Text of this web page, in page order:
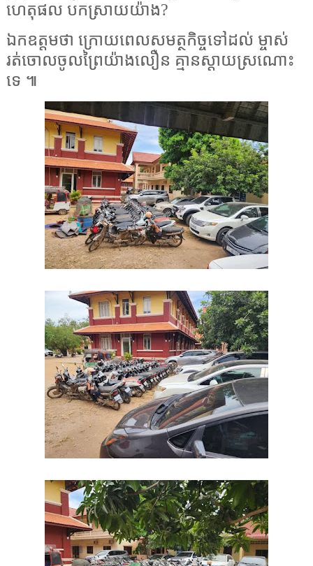
ហេតុផល បកស្រាយយ៉ាង?
ឯកឧត្តមថា ក្រោយពេលសមត្ថកិច្ចទៅដល់ ម្ចាស់
រត់ចោលចូលព្រៃយ៉ាងលឿន គ្មានស្តាយស្រណោះ
ទេ ៕